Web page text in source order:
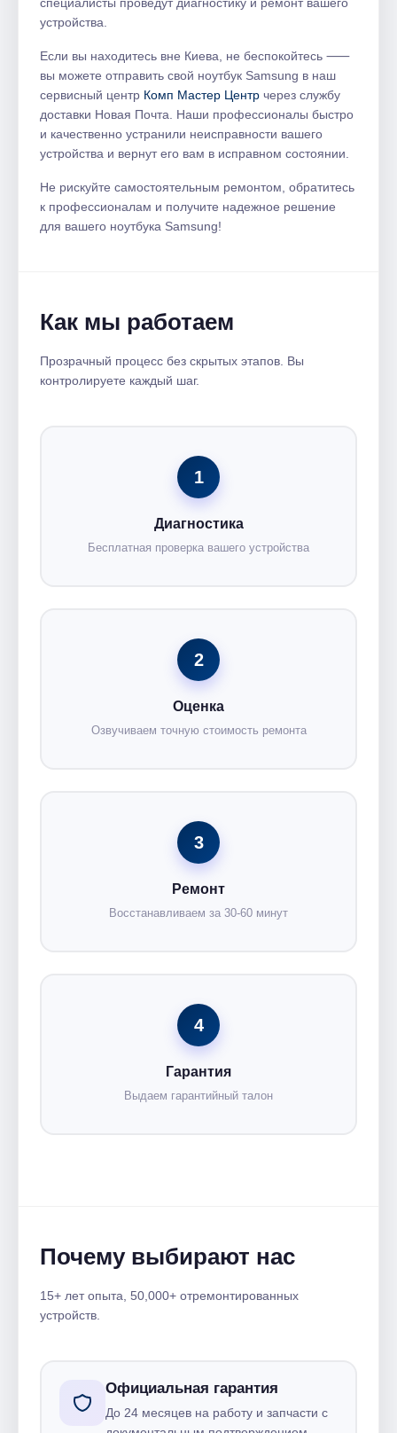
специалисты проведут диагностику и ремонт вашего
устройства.
Если вы находитесь вне Киева, не беспокойтесь ⸺
вы можете отправить свой ноутбук Samsung в наш
сервисный центр Комп Мастер Центр через службу
доставки Новая Почта. Наши профессионалы быстро
и качественно устранили неисправности вашего
устройства и вернут его вам в исправном состоянии.
Не рискуйте самостоятельным ремонтом, обратитесь
к профессионалам и получите надежное решение
для вашего ноутбука Samsung!
Как мы работаем
Прозрачный процесс без скрытых этапов. Вы
контролируете каждый шаг.
1
Диагностика
Бесплатная проверка вашего устройства
2
Оценка
Озвучиваем точную стоимость ремонта
3
Ремонт
Восстанавливаем за 30-60 минут
4
Гарантия
Выдаем гарантийный талон
Почему выбирают нас
15+ лет опыта, 50,000+ отремонтированных
устройств.
Официальная гарантия
До 24 месяцев на работу и запчасти с